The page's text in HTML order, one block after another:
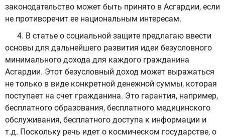
законодательство может быть принято в Асгардии, если
не противоречит ее национальным интересам.
4. В статье о социальной защите предлагаю ввести
основы для дальнейшего развития идеи безусловного
минимального дохода для каждого гражданина
Асгардии. Этот безусловный доход может выражаться
не только в виде конкретной денежной суммы, которая
поступает на счет гражданина. Это гарантия, например,
бесплатного образования, бесплатного медицинского
обслуживания, бесплатного доступа к информации и
т.д. Поскольку речь идет о космическом государстве, о